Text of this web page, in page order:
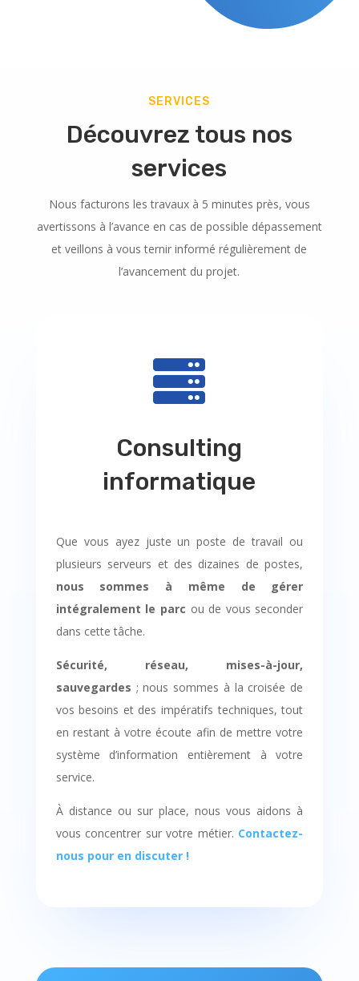
SERVICES
Découvrez tous nos
services
Nous facturons les travaux à 5 minutes près, vous
avertissons à l’avance en cas de possible dépassement
et veillons à vous ternir informé régulièrement de
l’avancement du projet.

Consulting
informatique
Que vous ayez juste un poste de travail ou
plusieurs serveurs et des dizaines de postes,
nous sommes à même de gérer
intégralement le parc ou de vous seconder
dans cette tâche.
Sécurité, réseau, mises-à-jour,
sauvegardes ; nous sommes à la croisée de
vos besoins et des impératifs techniques, tout
en restant à votre écoute afin de mettre votre
système d’information entièrement à votre
service.
À distance ou sur place, nous vous aidons à
vous concentrer sur votre métier. Contactez-
nous pour en discuter !